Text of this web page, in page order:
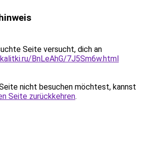
Seite versucht, dich an
BnLeAhG/7J5Sm6w.html
nicht besuchen möchtest, kannst
Seite zurückkehren.